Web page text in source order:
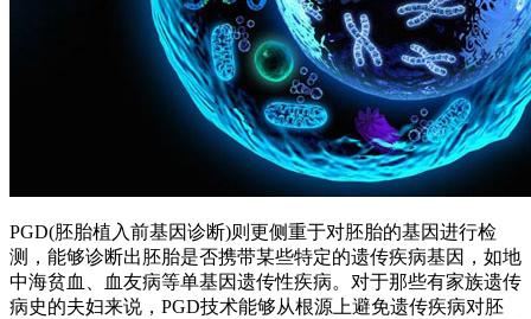
PGD(胚胎植入前基因诊断)则更侧重于对胚胎的基因进行检
测，能够诊断出胚胎是否携带某些特定的遗传疾病基因，如地
中海贫血、血友病等单基因遗传性疾病。对于那些有家族遗传
病史的夫妇来说，PGD技术能够从根源上避免遗传疾病对胚